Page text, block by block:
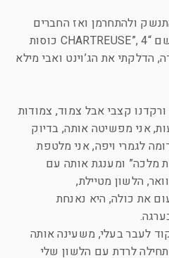
ולהתחרמן ואז החברים
החדשים חזרו עם בקבוק בשם “CHARTREUSE”, 4 כוסות
הדלקתי את הג’וינט ואבי מילא
קצבי אבל צמוד, צמודות
אני מפשיטה אותה, בדיוק
לגמרי ויפה, אני מלטפת
מלכה” ומענגת אותה עם
הלשון מטיילת,
את כולה, היא נאנחת
לעבר בעלי, משעינה אותה
לרדת עם הלשון שלי